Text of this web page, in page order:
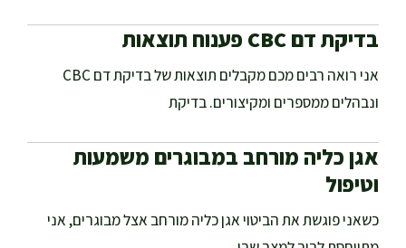
בדיקת דם CBC פענוח תוצאות
אני רואה רבים מכם מקבלים תוצאות של בדיקת דם CBC
ונבהלים ממספרים ומקיצורים. בדיקת
אגן כליה מורחב במבוגרים משמעות
וטיפול
כשאני פוגשת את הביטוי אגן כליה מורחב אצל מבוגרים, אני